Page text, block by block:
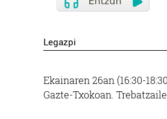
Legazpi
Ekainaren 26an (16:30-
Gazte-Txokoan.